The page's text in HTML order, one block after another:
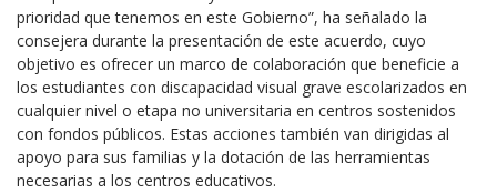
prioridad que tenemos en este Gobierno”, ha señalado la
consejera durante la presentación de este acuerdo, cuyo
objetivo es ofrecer un marco de colaboración que beneficie a
los estudiantes con discapacidad visual grave escolarizados en
cualquier nivel o etapa no universitaria en centros sostenidos
con fondos públicos. Estas acciones también van dirigidas al
apoyo para sus familias y la dotación de las herramientas
necesarias a los centros educativos.